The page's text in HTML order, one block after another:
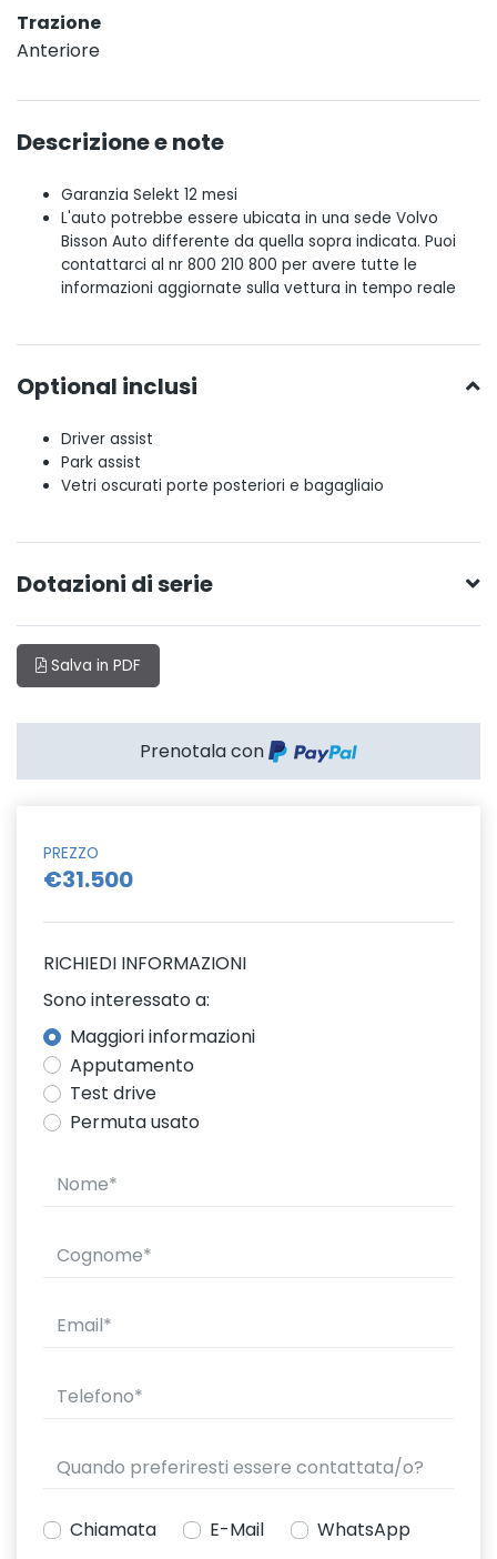
Trazione
Anteriore
Descrizione e note
Garanzia Selekt 12 mesi
L'auto potrebbe essere ubicata in una sede Volvo
Bisson Auto differente da quella sopra indicata. Puoi
contattarci al nr 800 210 800 per avere tutte le
informazioni aggiornate sulla vettura in tempo reale
Optional inclusi
Driver assist
Park assist
Vetri oscurati porte posteriori e bagagliaio
Dotazioni di serie
Salva in PDF
Prenotala con
PREZZO
€31.500
RICHIEDI INFORMAZIONI
Sono interessato a:
Maggiori informazioni
Apputamento
Test drive
Permuta usato
Chiamata E-Mail WhatsApp